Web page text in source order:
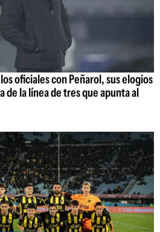
oficiales con Peñarol, sus elogios
de la línea de tres que apunta al